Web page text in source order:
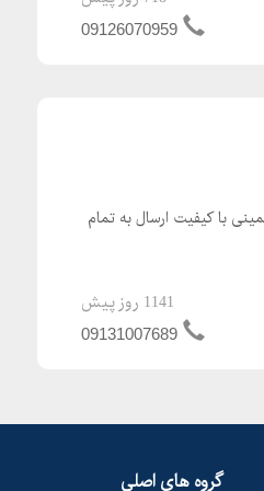
09126070959
با کیفیت ارسال به تمام
1141 روز پیش
09131007689
گروه های اصلی